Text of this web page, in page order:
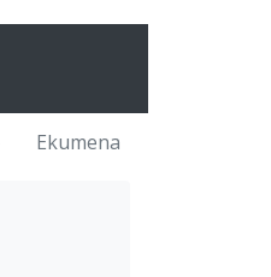
Ekumena